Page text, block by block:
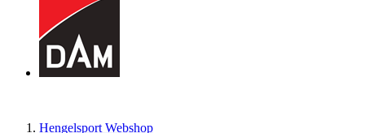
Hengelsport Webshop